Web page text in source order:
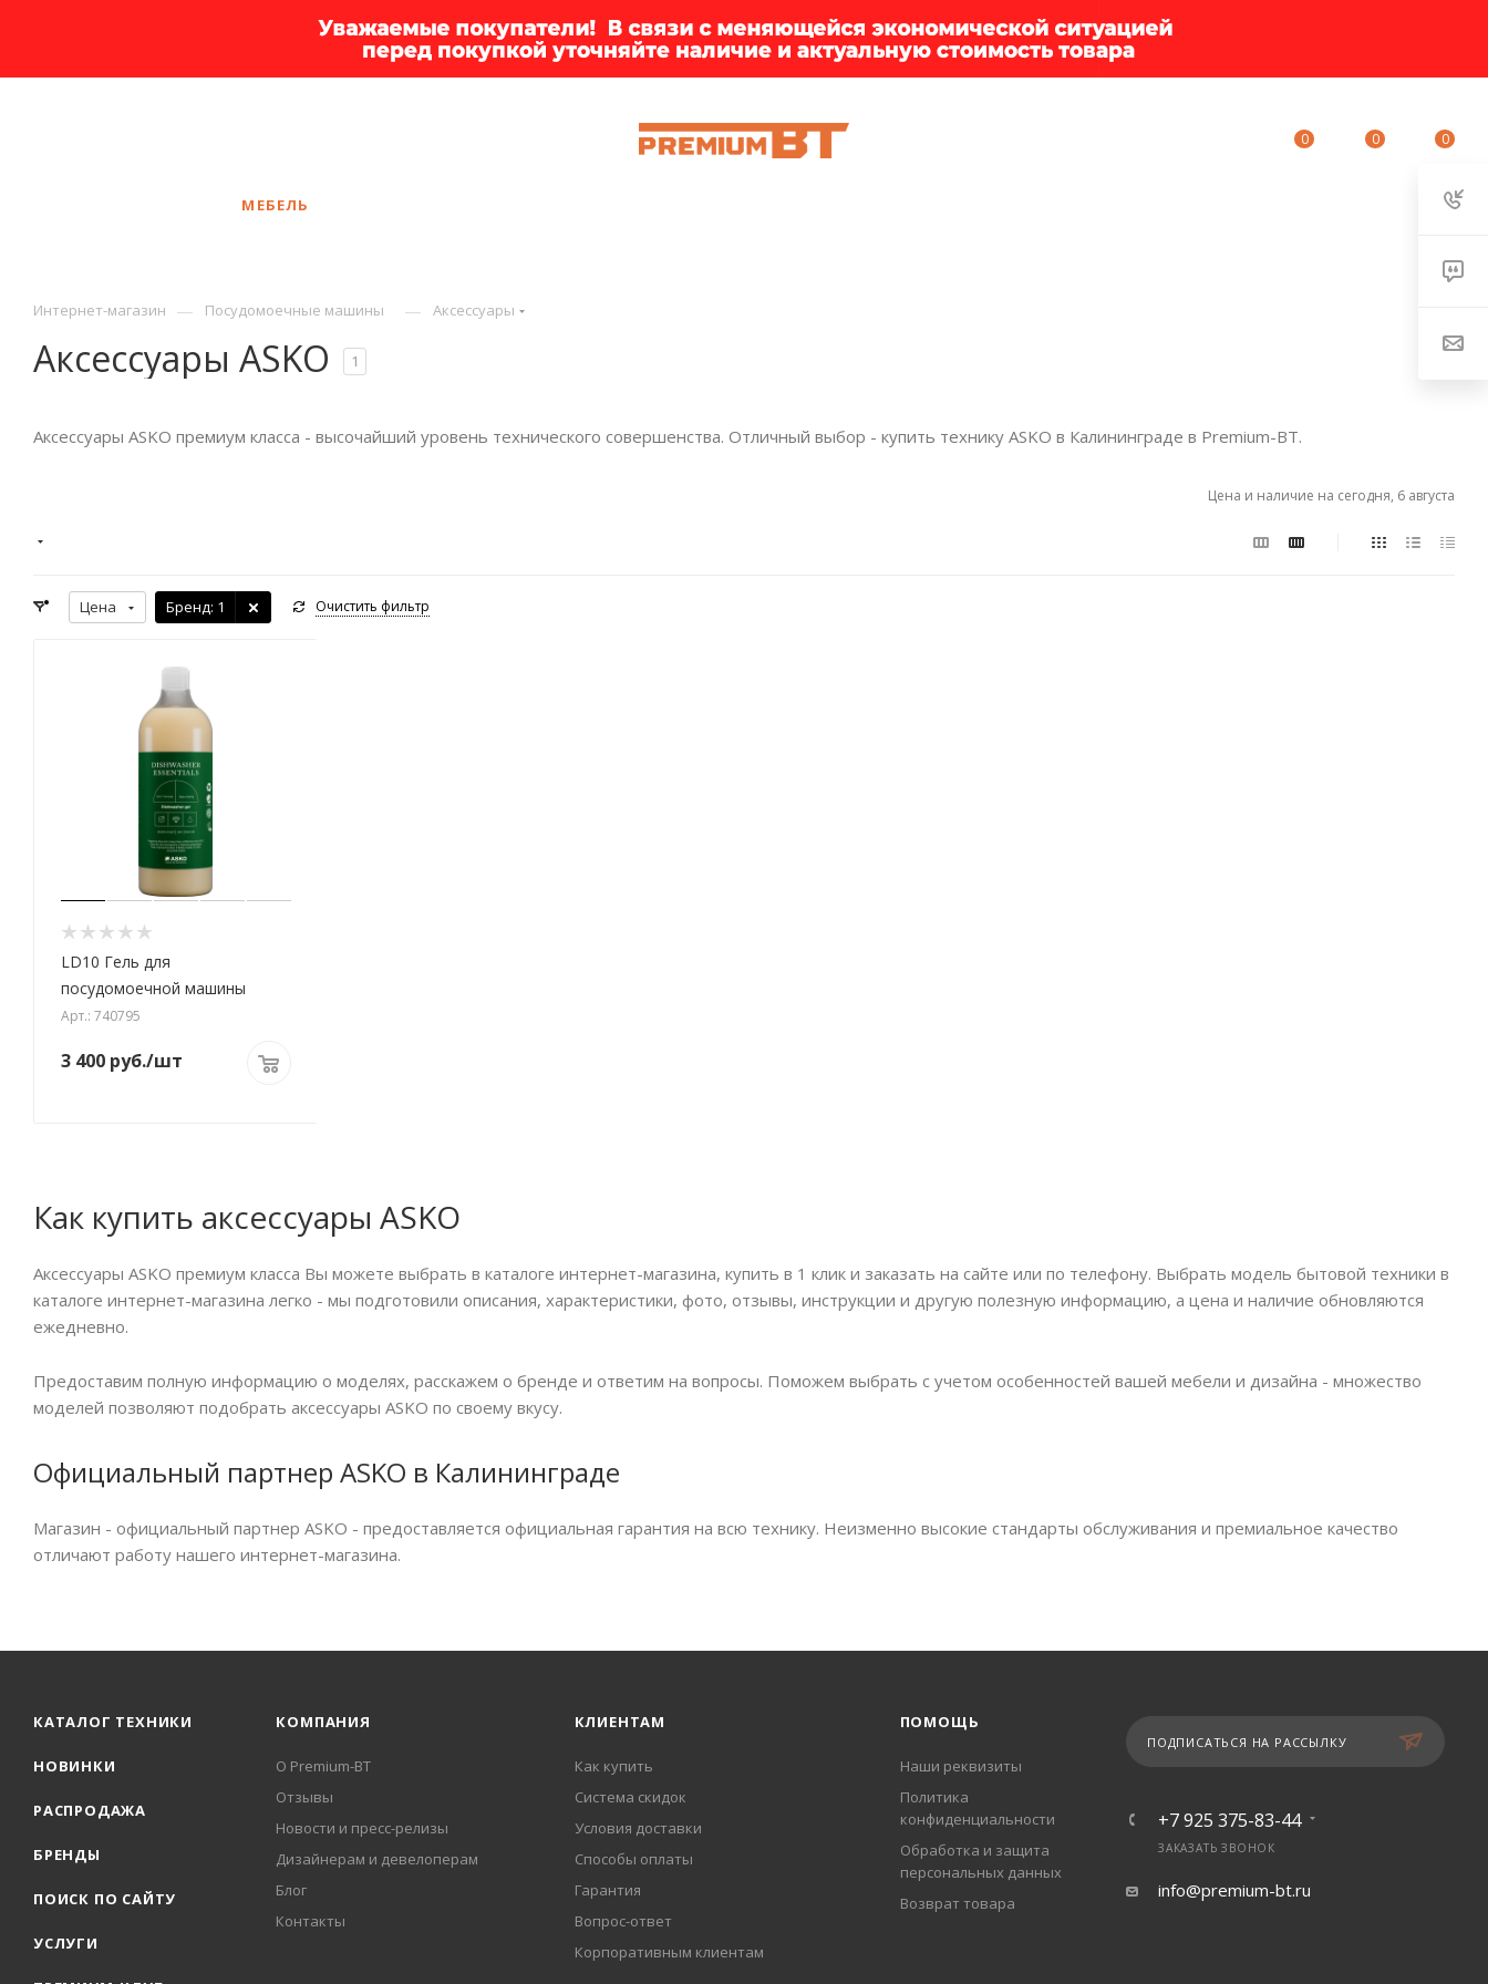
0 0 0
МЕБЕЛЬ
Интернет-магазин — Посудомоечные машины — Аксессуары
Аксессуары ASKO 1
Аксессуары ASKO премиум класса - высочайший уровень технического совершенства. Отличный выбор - купить технику ASKO в Калининграде в Premium-BT.
Цена и наличие на сегодня, 6 августа
Цена Бренд: 1 Очистить фильтр
LD10 Гель для
посудомоечной машины
Арт.: 740795
3 400 руб./шт
Как купить аксессуары ASKO
Аксессуары ASKO премиум класса Вы можете выбрать в каталоге интернет-магазина, купить в 1 клик и заказать на сайте или по телефону. Выбрать модель бытовой техники в
каталоге интернет-магазина легко - мы подготовили описания, характеристики, фото, отзывы, инструкции и другую полезную информацию, а цена и наличие обновляются
ежедневно.
Предоставим полную информацию о моделях, расскажем о бренде и ответим на вопросы. Поможем выбрать с учетом особенностей вашей мебели и дизайна - множество
моделей позволяют подобрать аксессуары ASKO по своему вкусу.
Официальный партнер ASKO в Калининграде
Магазин - официальный партнер ASKO - предоставляется официальная гарантия на всю технику. Неизменно высокие стандарты обслуживания и премиальное качество
отличают работу нашего интернет-магазина.
КАТАЛОГ ТЕХНИКИ
НОВИНКИ
РАСПРОДАЖА
БРЕНДЫ
ПОИСК ПО САЙТУ
УСЛУГИ
КОМПАНИЯ
О Premium-BT
Отзывы
Новости и пресс-релизы
Дизайнерам и девелоперам
Блог
Контакты
КЛИЕНТАМ
Как купить
Система скидок
Условия доставки
Способы оплаты
Гарантия
Вопрос-ответ
Корпоративным клиентам
ПОМОЩЬ
Наши реквизиты
Политика
конфиденциальности
Обработка и защита
персональных данных
Возврат товара
ПОДПИСАТЬСЯ НА РАССЫЛКУ
+7 925 375-83-44
ЗАКАЗАТЬ ЗВОНОК
info@premium-bt.ru